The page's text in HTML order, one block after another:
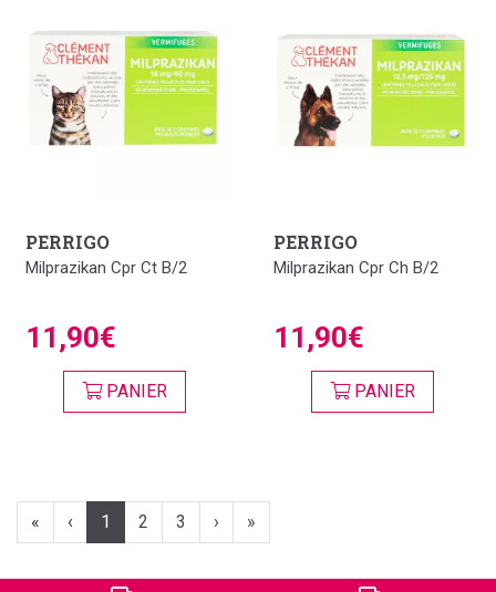
PERRIGO
Milprazikan Cpr Ct B/2
11,90€
PANIER
PERRIGO
Milprazikan Cpr Ch B/2
11,90€
PANIER
« ‹ 1 2 3 › »